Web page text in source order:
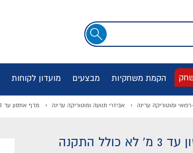
חיפוש
הקמת משחקיות מבצעים מועדון לקוחות
ומוטוריקה עדינה אביזרי תנועה ומוטוריקה עדינה מדף אחסון עד 3 מ' לא כולל התקנה
התקנה